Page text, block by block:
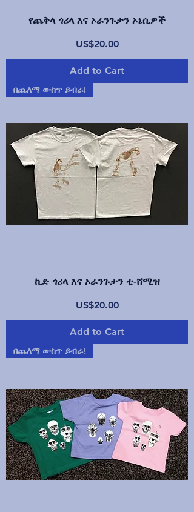
የጨቅላ ጎሪላ እና ኦራንጉታን ኦኔሲዎች
Price
US$20.00
Add to Cart
በጨለማ ውስጥ ይብራ!
ኪድ ጎሪላ እና ኦራንጉታን ቲ-ሸሚዝ
Price
US$20.00
Add to Cart
በጨለማ ውስጥ ይብራ!